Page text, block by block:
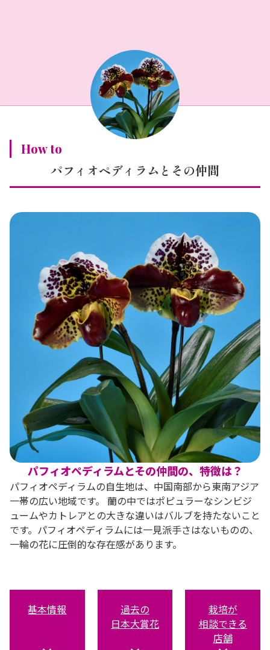
How to
パフィオペディラムとその仲間
パフィオペディラムとその仲間の、特徴は？
パフィオペディラムの自生地は、中国南部から東南アジア
一帯の広い地域です。 蘭の中ではポピュラーなシンビジ
ュームやカトレアとの大きな違いはバルブを持たないこと
です。パフィオペディラムには一見派手さはないものの、
一輪の花に圧倒的な存在感があります。
基本情報
過去の
日本大賞花
栽培が
相談できる
店舗